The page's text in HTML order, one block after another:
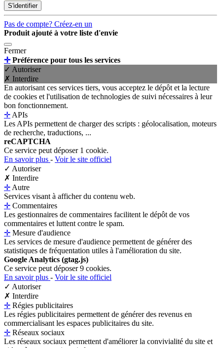
S'identifier
Pas de compte? Créez-en un
Produit ajouté à votre liste d'envie
Fermer
✛Préférence pour tous les services
✓ Autoriser
✗ Interdire
En autorisant ces services tiers, vous acceptez le dépôt et la lecture
de cookies et l'utilisation de technologies de suivi nécessaires à leur
bon fonctionnement.
✛ APIs
Les APIs permettent de charger des scripts : géolocalisation, moteurs
de recherche, traductions, ...
reCAPTCHA
Ce service peut déposer 1 cookie.
En savoir plus - Voir le site officiel
✓ Autoriser
✗ Interdire
✛ Autre
Services visant à afficher du contenu web.
✛ Commentaires
Les gestionnaires de commentaires facilitent le dépôt de vos
commentaires et luttent contre le spam.
✛ Mesure d'audience
Les services de mesure d'audience permettent de générer des
statistiques de fréquentation utiles à l'amélioration du site.
Google Analytics (gtag.js)
Ce service peut déposer 9 cookies.
En savoir plus - Voir le site officiel
✓ Autoriser
✗ Interdire
✛ Régies publicitaires
Les régies publicitaires permettent de générer des revenus en
commercialisant les espaces publicitaires du site.
✛ Réseaux sociaux
Les réseaux sociaux permettent d'améliorer la convivialité du site et